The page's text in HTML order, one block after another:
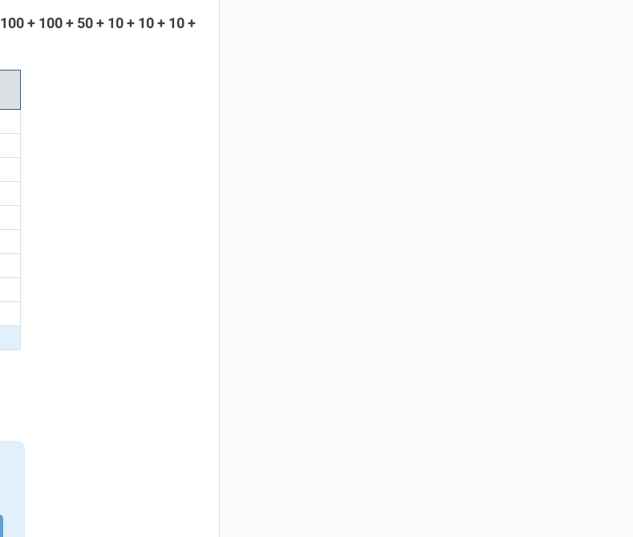
100 + 100 + 50 + 10 + 10 + 10 +